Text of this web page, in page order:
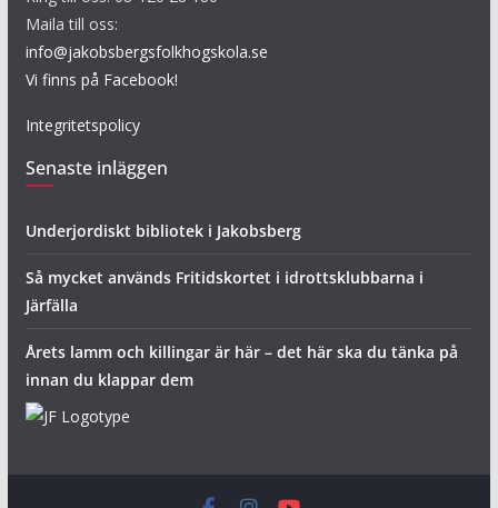
Maila till oss:
info@jakobsbergsfolkhogskola.se
Vi finns på Facebook!
Integritetspolicy
Senaste inläggen
Underjordiskt bibliotek i Jakobsberg
Så mycket används Fritidskortet i idrottsklubbarna i
Järfälla
Årets lamm och killingar är här – det här ska du tänka på
innan du klappar dem